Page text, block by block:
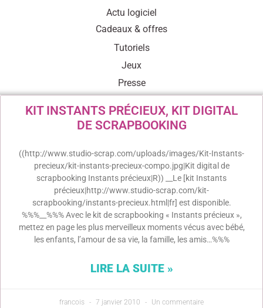
Actu logiciel
Cadeaux & offres
Tutoriels
Jeux
Presse
KIT INSTANTS PRÉCIEUX, KIT DIGITAL
DE SCRAPBOOKING
((http://www.studio-scrap.com/uploads/images/Kit-Instants-
precieux/kit-instants-precieux-compo.jpg|Kit digital de
scrapbooking Instants précieux|R)) __Le [kit Instants
précieux|http://www.studio-scrap.com/kit-
scrapbooking/instants-precieux.html|fr] est disponible.
%%%__%%% Avec le kit de scrapbooking « Instants précieux »,
mettez en page les plus merveilleux moments vécus avec bébé,
les enfants, l’amour de sa vie, la famille, les amis…%%%
LIRE LA SUITE »
francois 7 janvier 2010 Un commentaire